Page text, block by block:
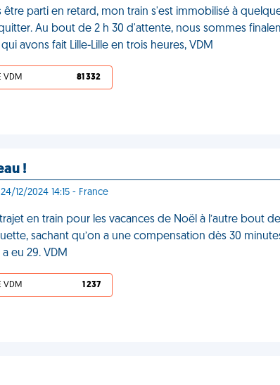
être parti en retard, mon train s'est immobilisé à
Au bout de 2 h 30 d'attente, nous sommes
avons fait Lille-Lille en trois heures, VDM
VDM 81 332
!
12/2024 14:15 - France
en train pour les vacances de Noël à l’autre bout
sachant qu’on a une compensation dès 30
eu 29. VDM
VDM 1 237